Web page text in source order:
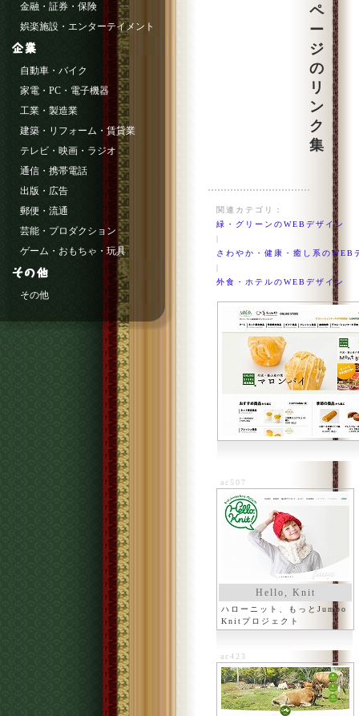
ペ
ー
ジ
の
リ
ン
ク
集
関連カテゴリ：
緑・グリーンのWEBデザイン
|
さわやか・健康・癒し系のWEB
|
外食・ホテルのWEBデザイン
ac507
Hello, Knit
ハローニット、もっとJumbo
Knitプロジェクト
ac423
金融・証券・保険
娯楽施設・エンターテイメント
自動車・バイク
家電・PC・電子機器
工業・製造業
建築・リフォーム・賃貸業
テレビ・映画・ラジオ
通信・携帯電話
出版・広告
郵便・流通
芸能・プロダクション
ゲーム・おもちゃ・玩具
その他